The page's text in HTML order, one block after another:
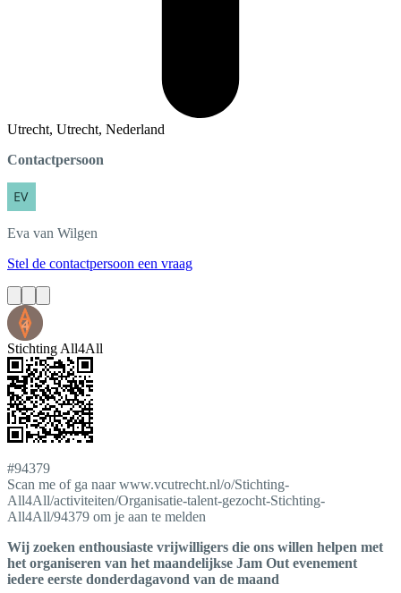
Utrecht, Utrecht, Nederland
Contactpersoon
Eva van Wilgen
Stel de contactpersoon een vraag
Stichting All4All
#94379
Scan me of ga naar www.vcutrecht.nl/o/Stichting-
All4All/activiteiten/Organisatie-talent-gezocht-Stichting-
All4All/94379 om je aan te melden
Wij zoeken enthousiaste vrijwilligers die ons willen helpen met
het organiseren van het maandelijkse Jam Out evenement
iedere eerste donderdagavond van de maand